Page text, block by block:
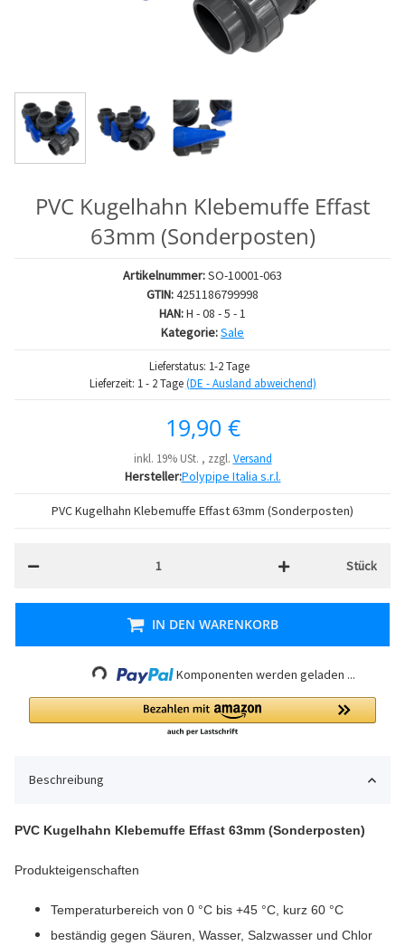
PVC Kugelhahn Klebemuffe Effast
63mm (Sonderposten)
Artikelnummer:SO-10001-063
GTIN:4251186799998
HAN:H - 08 - 5 - 1
Kategorie:Sale
Lieferstatus: 1-2 Tage
Lieferzeit: 1 - 2 Tage(DE - Ausland abweichend)
19,90 €
inkl. 19% USt. , zzgl. Versand
Hersteller:Polypipe Italia s.r.l.
PVC Kugelhahn Klebemuffe Effast 63mm (Sonderposten)
Stück
IN DEN WARENKORB
Loading... Komponenten werden geladen ...
Beschreibung
PVC Kugelhahn Klebemuffe Effast 63mm (Sonderposten)
Produkteigenschaften
Temperaturbereich von 0 °C bis +45 °C, kurz 60 °C
beständig gegen Säuren, Wasser, Salzwasser und Chlor